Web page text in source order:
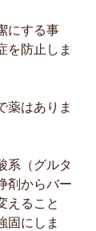
にする事
を防止しま
薬はありま
系（グルタ
剤からバー
えること
固にしま